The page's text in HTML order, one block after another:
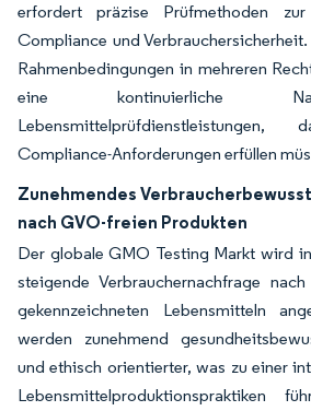
erfordert präzise Prüfmethoden
Compliance und
Rahmenbedingungen in mehreren
eine kontinuierliche
Compliance-Anforderungen erfüllen
Zunehmendes
nach GVO-freien Produkten
Der globale GMO Testing Markt wird
steigende Verbrauchernachfrage
gekennzeichneten Lebensmitteln
werden zunehmend
und ethisch orientierter, was zu einer
Lebensmittelproduktionspraktiken